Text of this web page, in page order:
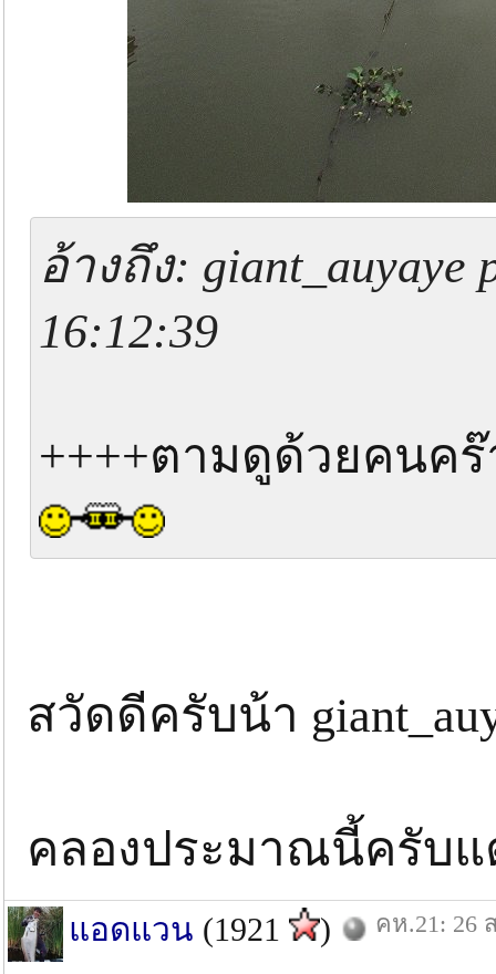
อ้างถึง: giant_auyaye
16:12:39
++++ตามดูด้วยคนค
สวัดดีครับน้า
คลองประมาณนี้ครับ
แอดแวน (1921 ) คห.21: 26